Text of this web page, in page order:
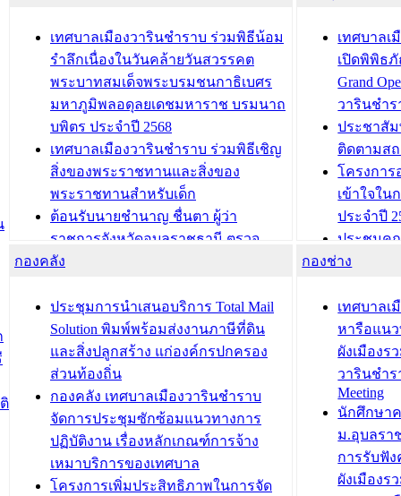
เทศบาลเมืองวารินชำราบ ร่วมพิธีน้อม
รำลึกเนื่องในวันคล้ายวันสวรรคต
พระบาทสมเด็จพระบรมชนกาธิเบศร
มหาภูมิพลอดุลยเดชมหาราช บรมนาถ
บพิตร ประจำปี 2568
เทศบาลเมืองวารินชำราบ ร่วมพิธีเชิญ
สิ่งของพระราชทานและสิ่งของ
พระราชทานสำหรับเด็ก
ต้อนรับนายชำนาญ ชื่นตา ผู้ว่า
ราชการจังหวัดอุบลราชธานี ตรวจ
ความเรียบร้อยของสถานที่ในการเตรี
องคมนตรี
สำนักทะเบียนท้องถิ่นเทศบาลเมือง
วารินชำราบ ดำเนินการมอบทะเบียน
บ้าน ทร.14 และบัตรประจำตัว
ประชาชนบุคคลประเภท 8 แก่บุคคลที่
ได้รับการเพิ่มชื่อในทะเบียนบ้าน
(ท.ร.14) กรณีคนไม่มีสัญชาติไทยได้รับ
อนุญาตให้มีถิ่นที่อยู่
ประชุมคณะกรรมการประเมินผลการ
เทศบาลเ
เปิดพิพิธภั
Grand
วารินชำร
ประชาสัม
ติดตามส
โครงกา
เข้าใจใน
ประจำปี
ประชุมค
ความเสี่ย
ประชุมที
ชีวา สร้า
ขับเคลื่อน
“เมืองแห่
บทความ อื่นๆ ...
กองคลัง
ประชุมการนำเสนอบริการ Total Mail
Solution พิมพ์พร้อมส่งงานภาษีที่ดิน
และสิ่งปลูกสร้าง แก่องค์กรปกครอง
ส่วนท้องถิ่น
กองคลัง เทศบาลเมืองวารินชำราบ
จัดการประชุมซักซ้อมแนวทางการ
ปฏิบัติงาน เรื่องหลักเกณฑ์การจ้าง
เหมาบริการของเทศบาล
โครงการเพิ่มประสิทธิภาพในการจัด
กองช่าง
เทศบาลเ
หารือแน
ผังเมืองร
วารินชำร
Meeting
นักศึกษา
ม.อุบลรา
การรับฟั
ผังเมืองร